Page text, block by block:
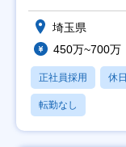
埼玉県
450万~700万
正社員採用 休
転勤なし